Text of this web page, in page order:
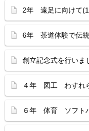
2年 遠足に向けて
6年 茶道体験で伝
創立記念式を行いま
４年 図工 わすれ
６年 体育 ソフト